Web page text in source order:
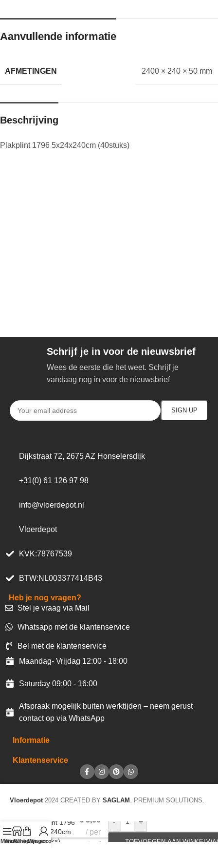
Aanvullende informatie
AFMETINGEN 2400 × 240 × 50 mm
Beschrijving
Plakplint 1796 5x24x240cm (40stuks)
Schrijf je in voor de nieuwsbrief
Wees de eerste die het weet. Schrijf je
vandaag nog in voor de nieuwsbrief
Dijkstraat 72, 2675 AZ Honselersdijk
+31(0) 61 126 97 98
info@vloerdepot.nl
Vloerdepot
KVK:78767539
BTW:NL003377414B43
Heb je nog vragen?
Stel je vraag via Mail
Whatsapp met de klantenservice
Bel met de klantenservice
Maandag- Vrijdag 12:00 - 18:00
Saturday 09:00 - 16:00
Afspraak mogelijk buiten werktijden – neem gerust
contact op via WhatsApp
Informatie
Klantenservice
Vloerdepot 2024 CREATED BY SAGLAM . PREMIUM SOLUTIONS.
Menu
Winkel op
Winkelwagen
Mijn account
Plakplint 1796
5x24x240cm
(40stuks)
€ 3,60
per
staaf
- +
TOEVOEGEN AAN